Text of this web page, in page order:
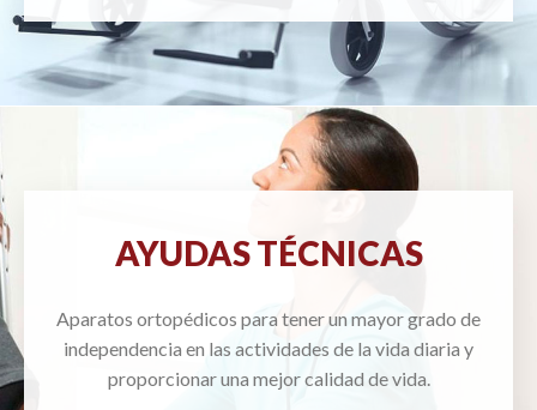
AYUDAS TÉCNICAS
Aparatos ortopédicos para tener un mayor grado de
independencia en las actividades de la vida diaria y
proporcionar una mejor calidad de vida.